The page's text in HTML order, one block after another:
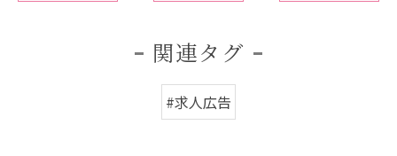
関連タグ
#求人広告